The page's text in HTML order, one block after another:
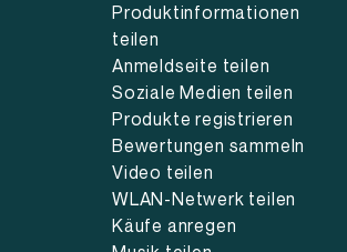
Produktinformationen
teilen
Anmeldseite teilen
Soziale Medien teilen
Produkte registrieren
Bewertungen sammeln
Video teilen
WLAN-Netwerk teilen
Käufe anregen